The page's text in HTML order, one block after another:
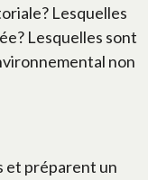
Lesquelles
Lesquelles sont
non
et préparent un